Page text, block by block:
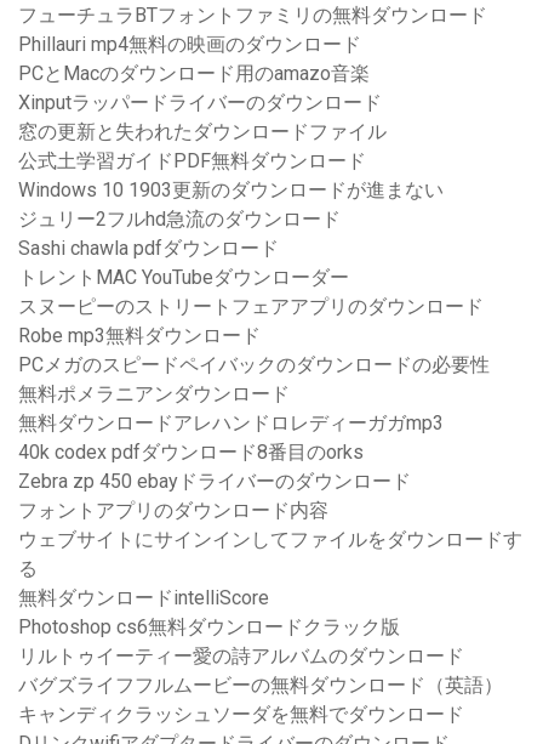
フューチュラBTフォントファミリの無料ダウンロード
Phillauri mp4無料の映画のダウンロード
PCとMacのダウンロード用のamazo音楽
Xinputラッパードライバーのダウンロード
窓の更新と失われたダウンロードファイル
公式土学習ガイドPDF無料ダウンロード
Windows 10 1903更新のダウンロードが進まない
ジュリー2フルhd急流のダウンロード
Sashi chawla pdfダウンロード
トレントMAC YouTubeダウンローダー
スヌーピーのストリートフェアアプリのダウンロード
Robe mp3無料ダウンロード
PCメガのスピードペイバックのダウンロードの必要性
無料ポメラニアンダウンロード
無料ダウンロードアレハンドロレディーガガmp3
40k codex pdfダウンロード8番目のorks
Zebra zp 450 ebayドライバーのダウンロード
フォントアプリのダウンロード内容
ウェブサイトにサインインしてファイルをダウンロードす
る
無料ダウンロードintelliScore
Photoshop cs6無料ダウンロードクラック版
リルトゥイーティー愛の詩アルバムのダウンロード
バグズライフフルムービーの無料ダウンロード（英語）
キャンディクラッシュソーダを無料でダウンロード